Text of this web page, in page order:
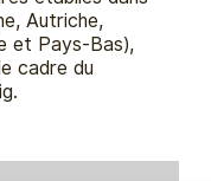
Autriche,
et Pays-Bas),
cadre du